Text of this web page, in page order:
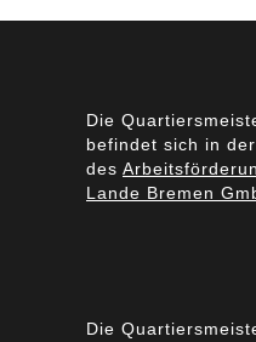
Die
befindet sich in
des
Lande Bremen
Die